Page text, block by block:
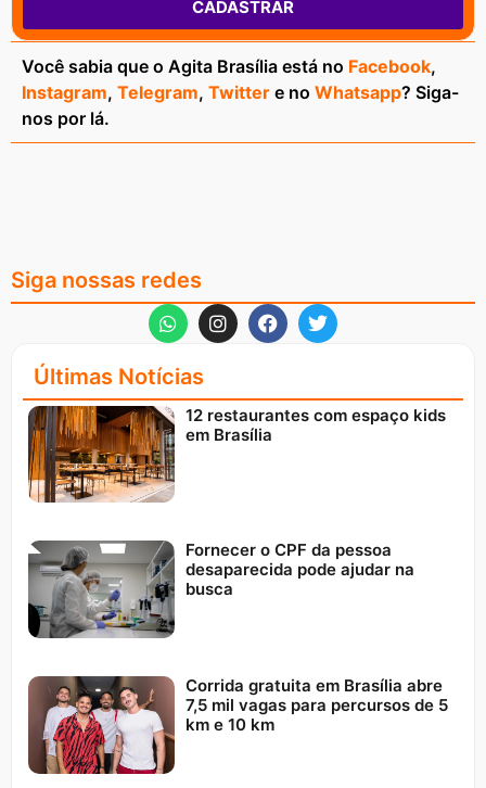
CADASTRAR
Você sabia que o Agita Brasília está no Facebook,
Instagram, Telegram, Twitter e no Whatsapp? Siga-
nos por lá.
Siga nossas redes
Últimas Notícias
12 restaurantes com espaço kids
em Brasília
Fornecer o CPF da pessoa
desaparecida pode ajudar na
busca
Corrida gratuita em Brasília abre
7,5 mil vagas para percursos de 5
km e 10 km